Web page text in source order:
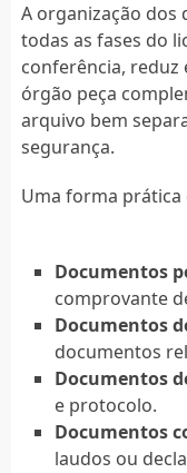
A organização dos
todas as fases do
conferência, reduz
órgão peça
arquivo bem
segurança.
Uma forma
Documentos
comprovante
Documentos
documentos
Documentos
e protocolo.
Documentos
laudos ou